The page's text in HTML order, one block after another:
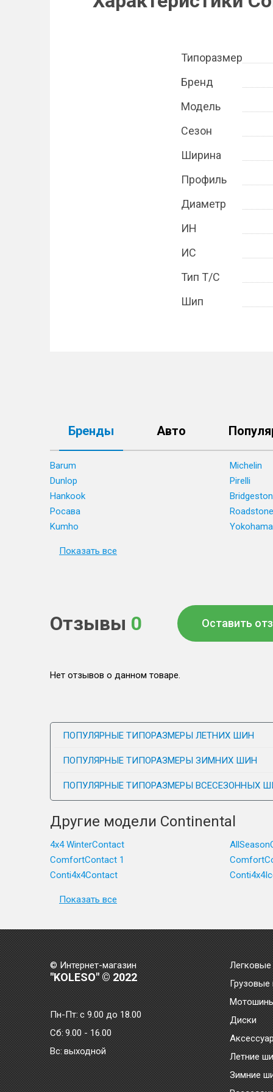
Типоразмер
Бренд
Модель
Сезон
Ширина
Профиль
Диаметр
ИН
ИС
Тип Т/С
Шип
Бренды Авто
Barum Michelin
Dunlop
Pirelli
Hankook
Росава
Roadstone
Kumho
Yokohama
Показать все
Отзывы 0 Оставить
Нет отзывов о данном товаре.
ПОПУЛЯРНЫЕ ТИПОРАЗМЕРЫ ЛЕТНИХ ШИН
ПОПУЛЯРНЫЕ ТИПОРАЗМЕРЫ ЗИМНИХ ШИН
ПОПУЛЯРНЫЕ ТИПОРАЗМЕРЫ ВСЕСЕЗОННЫХ
Другие модели Continental
4x4 WinterContact
ComfortContact 1
Conti4x4Contact
Показать все
© Интернет-магазин
"KOLESO" © 2022
Пн-Пт:с 9.00 до 18.00
Сб: 9.00 - 16.00
Bc: выходной
Диски
Летние
Зимние